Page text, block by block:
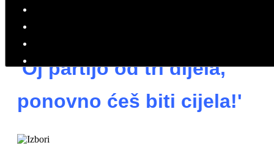
KOMENTAR
Nešto ste nam ponudili, mi
izabrali, a vi naše želje prekrižili !
'Oj partijo od tri dijela,
ponovno ćeš biti cijela!'